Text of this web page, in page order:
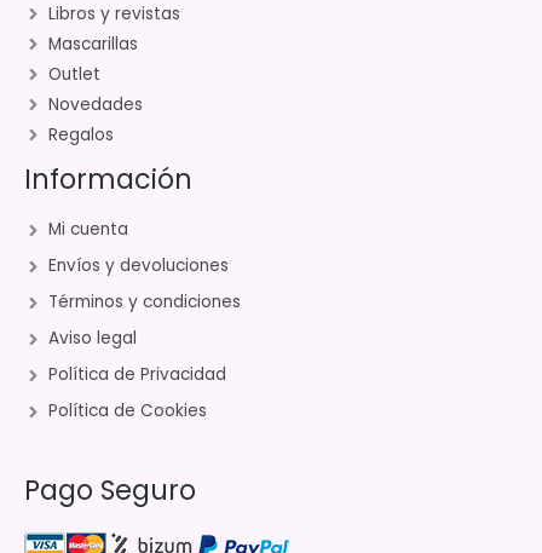
Libros y revistas
Mascarillas
Outlet
Novedades
Regalos
Información
Mi cuenta
Envíos y devoluciones
Términos y condiciones
Aviso legal
Política de Privacidad
Política de Cookies
Pago Seguro